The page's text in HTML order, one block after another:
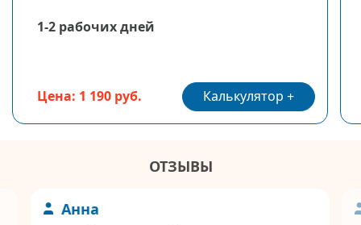
1-2 рабочих дней
Цена: 1 190 руб. Калькулятор
ОТЗЫВЫ
Анна